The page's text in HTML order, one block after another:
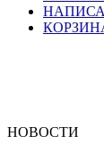
НОВОСТИ